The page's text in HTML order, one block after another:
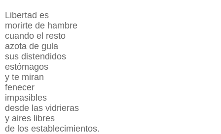
Libertad es
morirte de hambre
cuando el resto
azota de gula
sus distendidos
estómagos
y te miran
fenecer
impasibles
desde las vidrieras
y aires libres
de los establecimientos.